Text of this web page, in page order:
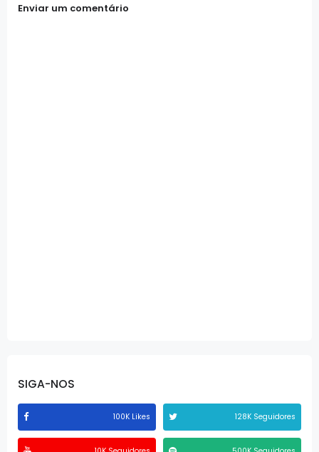
Enviar um comentário
SIGA-NOS
100K Likes 128K Seguidores